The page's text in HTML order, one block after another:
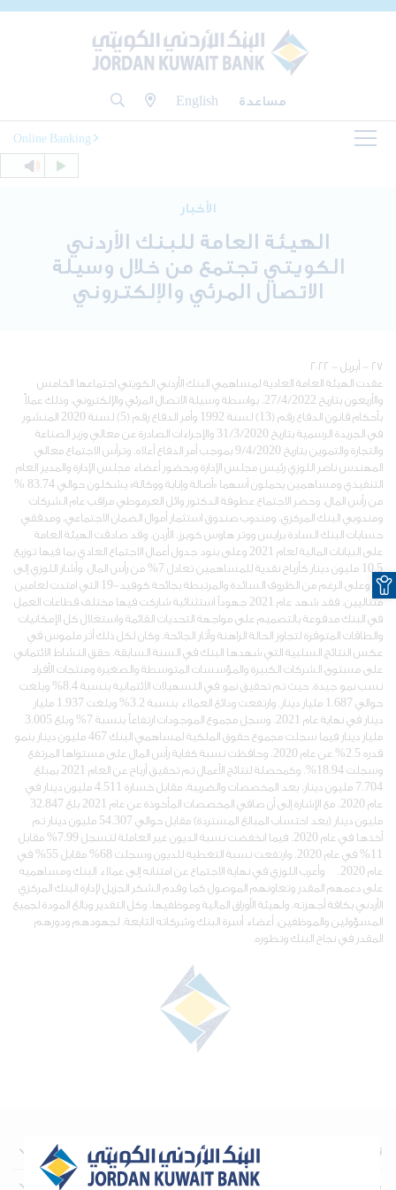
مساعدة English
Online Banking
الأخبار
الهيئة العامة للبنك الأردني
الكويتي تجتمع من خلال وسيلة
الاتصال المرئي والإلكتروني
٢٧ - أبريل - ٢٠٢٢
عقدت الهيئة العامة العادية لمساهمي البنك الأردني الكويتي اجتماعها الخامس
والأربعون بتاريخ 27/4/2022، بواسطة وسيلة الاتصال المرئي والإلكتروني، وذلك عملاً
بأحكام قانون الدفاع رقم (13) لسنة 1992 وأمر الدفاع رقم (5) لسنة 2020 المنشور
في الجريدة الرسمية بتاريخ 31/3/2020 والإجراءات الصادرة عن معالي وزير الصناعة
والتجارة والتموين بتاريخ 9/4/2020 بموجب أمر الدفاع أعلاه. وترأس الاجتماع معالي
المهندس ناصر اللوزي رئيس مجلس الإدارة وبحضور أعضاء مجلس الإدارة والمدير العام
التنفيذي ومساهمين يحملون أسهما «أصالة وإنابة ووكالة» يشكلون حوالي 83.74 %
من رأس المال، وحضر الاجتماع عطوفة الدكتور وائل العرموطي مراقب عام الشركات
ومندوبي البنك المركزي، ومندوب صندوق استثمار أموال الضمان الاجتماعي، ومدققي
حسابات البنك السادة برايس ووتر هاوس كوبرز، الأردن. وقد صادقت الهيئة العامة
على البيانات المالية لعام 2021 وعلى بنود جدول أعمال الاجتماع العادي بما فيها توزيع
10.5 مليون دينار كأرباح نقدية للمساهمين تعادل 7% من رأس المال. وأشار اللوزي إلى
أنه وعلى الرغم من الظروف السائدة والمرتبطة بجائحة كوفيد-19 التي امتدت لعامين
متتاليين، فقد شهد عام 2021 جهوداً استثنائية شاركت فيها مختلف قطاعات العمل
في البنك مدفوعة بالتصميم على مواجهة التحديات القائمة واستغلال كل الإمكانيات
والطاقات المتوفرة لتجاوز الحالة الراهنة وآثار الجائحة. وكان لكل ذلك أثر ملموس في
عكس النتائج السلبية التي شهدها البنك في السنة السابقة. حقق النشاط الائتماني
على مستوى الشركات الكبيرة والمؤسسات المتوسطة والصغيرة ومنتجات الأفراد
نسب نمو جيدة، حيث تم تحقيق نمو في التسهيلات الائتمانية بنسبة 8.4% وبلغت
حوالي 1.687 مليار دينار. وارتفعت ودائع العملاء بنسبة 3.2% وبلغت 1.937 مليار
دينار في نهاية عام 2021. وسجل مجموع الموجودات ارتفاعاً بنسبة 7% وبلغ 3.005
مليار دينار فيما سجلت مجموع حقوق الملكية لمساهمي البنك 467 مليون دينار بنمو
قدره 2.5% عن عام 2020، وحافظت نسبة كفاية رأس المال على مستواها المرتفع
وسجلت 18.94%. وكمحصلة لنتائج الأعمال تم تحقيق أرباح عن العام 2021 بمبلغ
7.704 مليون دينار، بعد المخصصات والضريبة، مقابل خسارة 4.511 مليون دينار في
عام 2020، مع الإشارة إلى أن صافي المخصصات المأخوذة عن عام 2021 بلغ 32.847
مليون دينار (بعد احتساب المبالغ المستردة) مقابل حوالي 54.307 مليون دينار تم
أخذها في عام 2020. فيما انخفضت نسبة الديون غير العاملة لتسجل 7.99% مقابل
11% في عام 2020. وارتفعت نسبة التغطية للديون وسجلت 68% مقابل 55% في
عام 2020. وأعرب اللوزي في نهاية الاجتماع عن امتنانه إلى عملاء البنك ومساهميه
على دعمهم المقدر وتعاونهم الموصول كما وقدم الشكر الجزيل لإدارة البنك المركزي
الأردني بكافة أجهزته، ولهيئة الأوراق المالية وموظفيها، وكل التقدير وبالغ المودة لجميع
المسؤولين والموظفين، أعضاء أسرة البنك وشركاته التابعة، لجهودهم ودورهم
المقدر في نجاح البنك وتطوره.
نبذة عن البنك
معلومات تهم المستثمرين